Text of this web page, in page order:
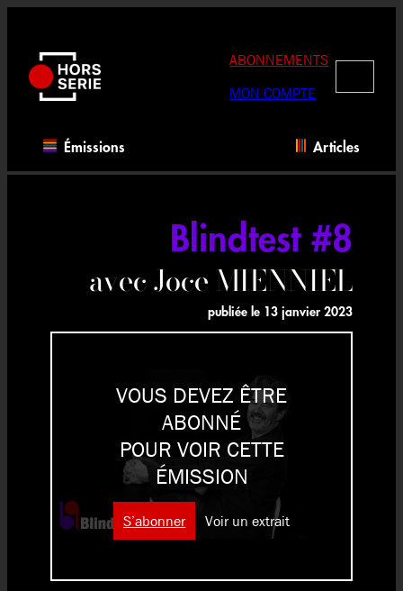
contenu
ABONNEMENTS
MON COMPTE
Émissions Articles
Blindtest #8
avec Joce MIENNIEL
publiée le 13 janvier 2023
VOUS DEVEZ ÊTRE
ABONNÉ
POUR VOIR CETTE
ÉMISSION
S’abonner Voir un extrait